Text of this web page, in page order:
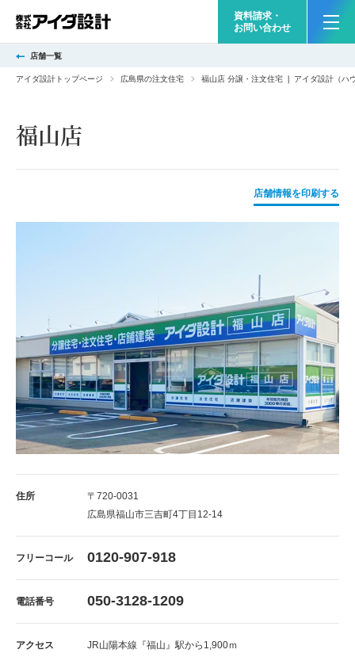
資料請求・
お問い合わせ
店舗一覧
アイダ設計トップページ 広島県の注文住宅 福山店 分譲・注文住宅 ❘ アイダ設計（ハ
福山店
店舗情報を印刷する
住所
〒720-0031
広島県福山市三吉町4丁目12-14
フリーコール 0120-907-918
電話番号 050-3128-1209
アクセス JR山陽本線『福山』駅から1,900ｍ